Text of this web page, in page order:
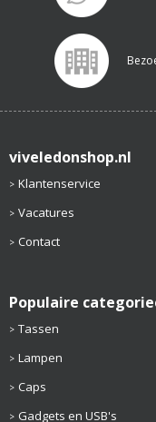
viveledonshop.nl
Klantenservice
Vacatures
Contact
Populaire
Tassen
Lampen
Caps
Gadgets en USB's